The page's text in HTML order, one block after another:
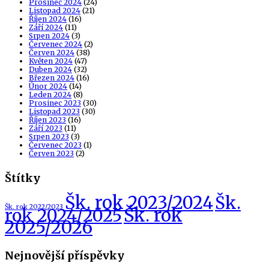
Prosinec 2024 (24)
Listopad 2024 (21)
Říjen 2024 (16)
Září 2024 (11)
Srpen 2024 (3)
Červenec 2024 (2)
Červen 2024 (38)
Květen 2024 (47)
Duben 2024 (32)
Březen 2024 (16)
Únor 2024 (14)
Leden 2024 (8)
Prosinec 2023 (30)
Listopad 2023 (30)
Říjen 2023 (16)
Září 2023 (11)
Srpen 2023 (3)
Červenec 2023 (1)
Červen 2023 (2)
Štítky
Šk. rok 2022/2023 Šk. rok 2023/2024Šk.
rok 2024/2025Šk. rok
2025/2026
Nejnovější příspěvky